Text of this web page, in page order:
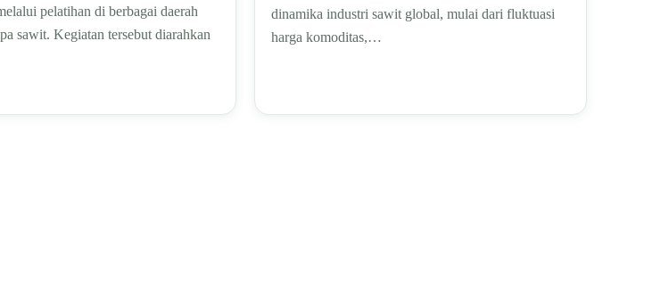
pelatihan di berbagai daerah
sawit. Kegiatan tersebut diarahkan
dinamika industri sawit global, mulai dari fluktuasi
harga komoditas,…